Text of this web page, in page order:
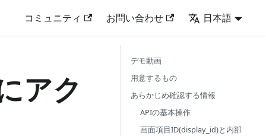
コミュニティ お問い合わせ 日本語
アク
デモ動画
用意するもの
あらかじめ確認する情報
APIの基本操作
画面項目ID(display_id)と内部